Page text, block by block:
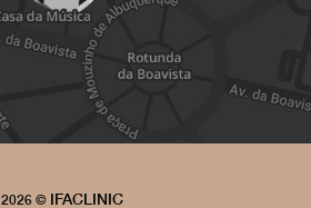
2026 © IFACLINIC